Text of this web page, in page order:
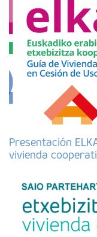
Presentación
vivienda